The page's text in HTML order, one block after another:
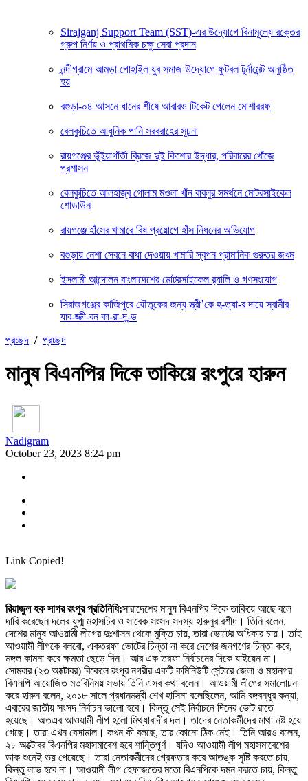
Sirajganj Support Team (SST)-এর উদ্যোগে বিনামূল্যে রক্তের
গ্রুপ নির্ণয় ও প্রাথমিক চক্ষু সেবা প্রদান
নন্দীগ্রামে আমড়া গোহাইল যুব সমাজ উদ্যোগে ফুটবল টুর্নামেন্ট অনুষ্ঠিত
হয়
বগুড়া-০৪ আসনে ধানের শীষে আবারও টিকেট পেলেন মোশাররফ
বেলকুচিতে আধুনিক পানি সরবরাহের সূচনা
রায়গঞ্জের ভূঁইয়াগাঁতী ব্রিজে দুই কিশোর উদ্ধার, পরিবারের খোঁজে
প্রশাসন
বেলকুচিতে আলহাজ্ব গোলাম মওলা খাঁন বাবলুর সমর্থনে মোটরসাইকেল
শোডাউন
রায়গঞ্জে হাঁসের খামারে বিষ প্রয়োগে হাঁস নিধনের অভিযোগ
বগুড়ায় নেশা সেবনে বাধা দেওয়ায় খামারি স্বপন প্রামানিক গুরুতর জখম
ইসলামী আন্দোলন বাংলাদেশের মোটরসাইকেল র‍্যালি ও গণসংযোগ
সিরাজগঞ্জের কাজিপুরে যৌতুকের জন্য স্ত্রী’কে হ-ত্যা-র দায়ে স্বামীর
যাব-জ্জী-বন কা-রা-দ-ন্ড
প্রচ্ছদ / প্রচ্ছদ
মানুষ বিএনপির দিকে তাকিয়ে রংপুরে হারুন
Nadigram
October 23, 2023 8:24 pm
Link Copied!
রিয়াজুল হক সাগর রংপুর প্রতিনিধি:সারাদেশের মানুষ বিএনপির দিকে তাকিয়ে আছে বলে
দাবি করেছেন দলের যুগ্ম মহাসচিব ও সাবেক সংসদ সদস্য হারুনুর রশীদ। তিনি বলেন,
দেশের মানুষ আওয়ামী লীগের দুঃশাসন থেকে মুক্তি চায়, তারা ভোটের অধিকার চায়। তাই
আওয়ামী লীগকে বলবো, একতরফা ভোটের চিন্তা না করে দেশের জনগণের চিন্তা করে,
মঙ্গল কামনা করে ক্ষমতা ছেড়ে দিন। আর এক তরফা নির্বাচনের দিকে যাইয়েন না।
সোমবার (২৩ অক্টোবর) বিকেলে রংপুর নগরীর একটি কমিনিউটি সেন্টারে জেলা ও মহানগর
বিএনপি আয়োজিত মতবিনিময় সভায় তিনি এসব কথা বলেন। আওয়ামী লীগের সমালোচনা
করে হারুন বলেন, ২০১৮ সালে প্রধানমন্ত্রী শেখ হাসিনা বলেছিলেন, আমি বঙ্গবন্ধুর কন্যা,
এবারের জাতীয় সংসদ নির্বাচন ভালো হবে। কিন্তু সেই নির্বাচনে দিনের ভোট রাতে
হয়েছে। অতএব আওয়ামী লীগ হলো মিথ্যাবাদীর দল। তাদের নেতাকর্মীদের মাথা নষ্ট হয়ে
গেছে। তারা এখন বেসামাল। কখন কী বলছে, তার কোনো ঠিক নেই। তিনি আরও বলেন,
২৮ অক্টোবর বিএনপির মহাসমাবেশ হবে শান্তিপূর্ণ। যদিও আওয়ামী লীগ মহাসমাবেশের
ডাক শুনেই ভয় পেয়েছে। তারা নেতাকর্মীদের গ্রেফতার করে আতঙ্ক সৃষ্টি করতে চায়,
কিন্তু লাভ হবে না। আওয়ামী লীগ হেফাজতের মতো বিএনপিকে দমন করতে চায়, কিন্তু